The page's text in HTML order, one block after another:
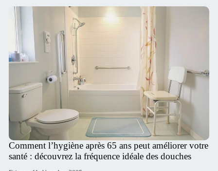
Comment l’hygiène après 65 ans peut améliorer votre
santé : découvrez la fréquence idéale des douches